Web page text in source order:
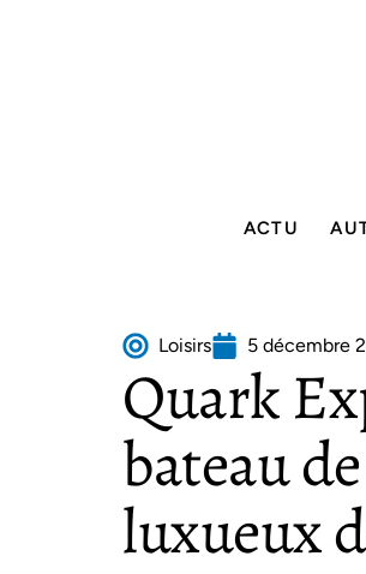
ACTU
Loisirs 5 décembre
Quark
bateau
luxueux